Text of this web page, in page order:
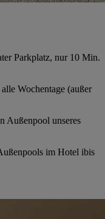
Parkplatz, nur 10 Min.
Wochentage (außer
Außenpool unseres
im Hotel ibis